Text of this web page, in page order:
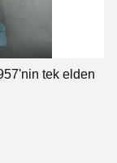
tek elden